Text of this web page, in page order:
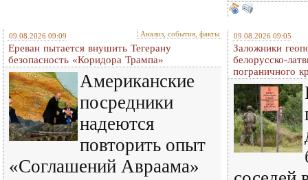
09.08.2026 09:09 Анализ, события, факты
Ереван пытается внушить Тегерану
безопасность «Коридора Трампа»
Американские
посредники
надеются
повторить опыт
«Соглашений Авраама»
09.08.2026 09:05
Заложники
белорусско-
пограничного